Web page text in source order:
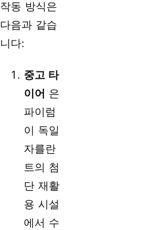
작동 방식은
다음과 같습
니다:
중고 타
이어 은
파이럼
이 독일
자를란
트의 첨
단 재활
용 시설
에서 수